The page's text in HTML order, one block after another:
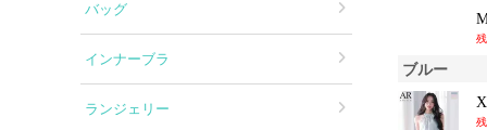
バッグ
インナーブラ
ランジェリー
ブルー